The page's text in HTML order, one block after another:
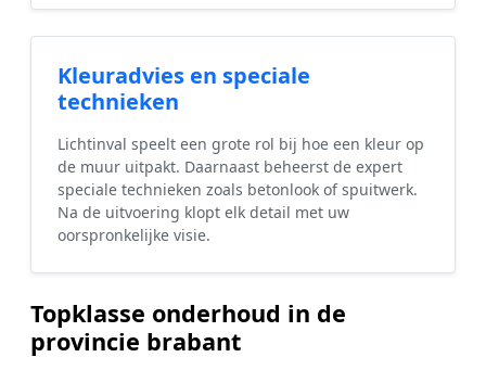
Kleuradvies en speciale
technieken
Lichtinval speelt een grote rol bij hoe een kleur op
de muur uitpakt. Daarnaast beheerst de expert
speciale technieken zoals betonlook of spuitwerk.
Na de uitvoering klopt elk detail met uw
oorspronkelijke visie.
Topklasse onderhoud in de
provincie brabant